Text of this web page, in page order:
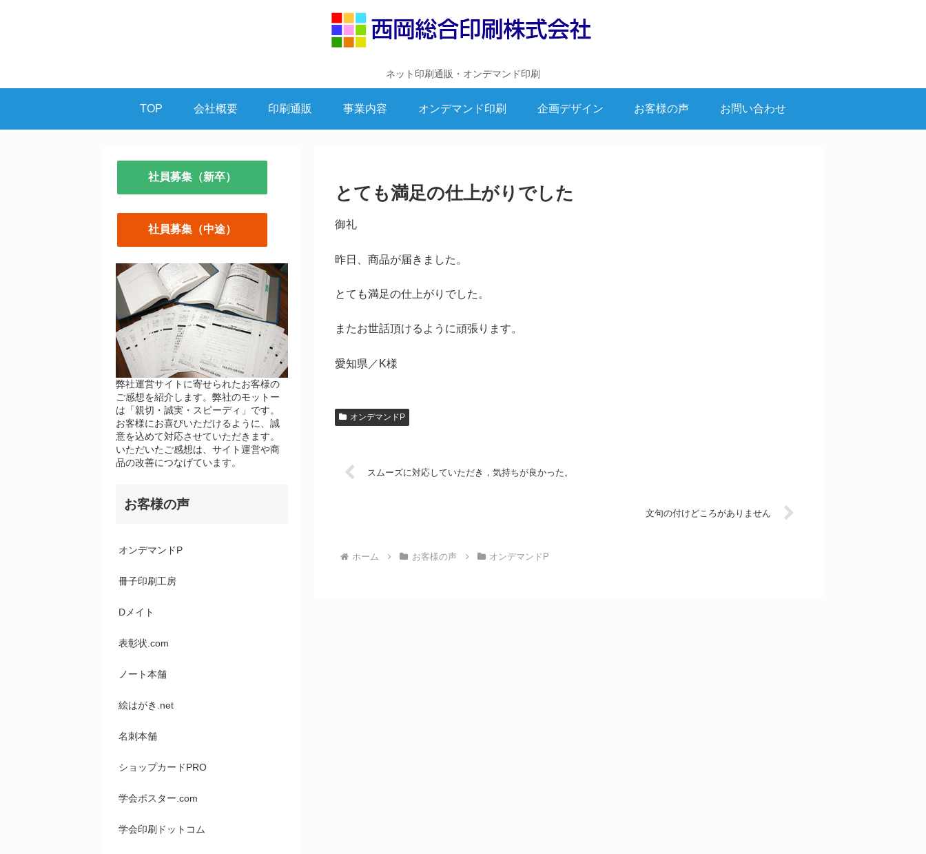
ネット印刷通販・オンデマンド印刷
TOP 会社概要 印刷通販 事業内容 オンデマンド印刷 企画デザイン お客様の声 お問い合わせ
とても満足の仕上がりでした
御礼
昨日、商品が届きました。
とても満足の仕上がりでした。
またお世話頂けるように頑張ります。
愛知県／K様
オンデマンドP
スムーズに対応していただき，気持ちが良かった。
文句の付けどころがありません
ホーム お客様の声 オンデマンドP
社員募集（新卒）
社員募集（中途）
弊社運営サイトに寄せられたお客様の
ご感想を紹介します。弊社のモットー
は「親切・誠実・スピーディ」です。
お客様にお喜びいただけるように、誠
意を込めて対応させていただきます。
いただいたご感想は、サイト運営や商
品の改善につなげています。
お客様の声
オンデマンドP
冊子印刷工房
Dメイト
表彰状.com
ノート本舗
絵はがき.net
名刺本舗
ショップカードPRO
学会ポスター.com
学会印刷ドットコム